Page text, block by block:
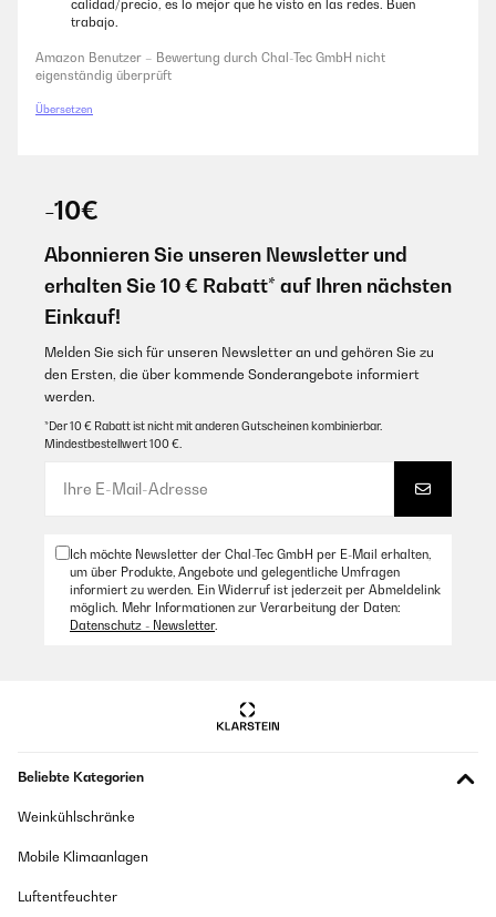
calidad/precio, es lo mejor que he visto en las redes. Buen
trabajo.
Amazon Benutzer – Bewertung durch Chal-Tec GmbH nicht
eigenständig überprüft
Übersetzen
-10€
Abonnieren Sie unseren Newsletter und
erhalten Sie 10 € Rabatt* auf Ihren nächsten
Einkauf!
Melden Sie sich für unseren Newsletter an und gehören Sie zu
den Ersten, die über kommende Sonderangebote informiert
werden.
*Der 10 € Rabatt ist nicht mit anderen Gutscheinen kombinierbar.
Mindestbestellwert 100 €.
Ich möchte Newsletter der Chal-Tec GmbH per E-Mail erhalten,
um über Produkte, Angebote und gelegentliche Umfragen
informiert zu werden. Ein Widerruf ist jederzeit per Abmeldelink
möglich. Mehr Informationen zur Verarbeitung der Daten:
Datenschutz - Newsletter.
Beliebte Kategorien
Weinkühlschränke
Mobile Klimaanlagen
Luftentfeuchter